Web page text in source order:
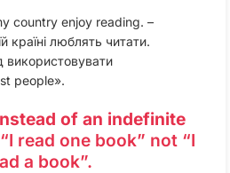
country enjoy reading. –
країні люблять читати.
використовувати
people».
of an indefinite
read one book” not “I
a book”.